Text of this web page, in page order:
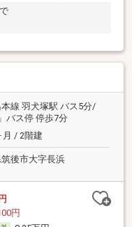
線 羽犬塚駅 バス5分/
バス停 停歩7分
月 / 2階建
後市大字長浜
円